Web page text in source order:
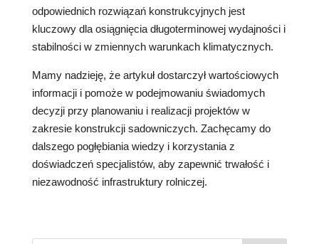
odpowiednich rozwiązań konstrukcyjnych jest
kluczowy dla osiągnięcia długoterminowej wydajności i
stabilności w zmiennych warunkach klimatycznych.
Mamy nadzieję, że artykuł dostarczył wartościowych
informacji i pomoże w podejmowaniu świadomych
decyzji przy planowaniu i realizacji projektów w
zakresie konstrukcji sadowniczych. Zachęcamy do
dalszego pogłębiania wiedzy i korzystania z
doświadczeń specjalistów, aby zapewnić trwałość i
niezawodność infrastruktury rolniczej.